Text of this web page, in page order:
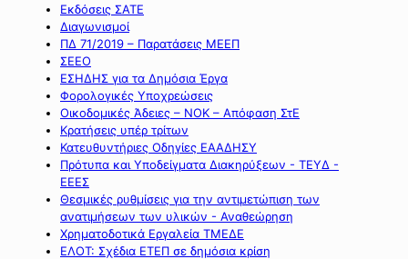
Εκδόσεις ΣΑΤΕ
Διαγωνισμοί
ΠΔ 71/2019 – Παρατάσεις ΜΕΕΠ
ΣΕΕΟ
ΕΣΗΔΗΣ για τα Δημόσια Έργα
Φορολογικές Υποχρεώσεις
Οικοδομικές Άδειες – ΝΟΚ – Απόφαση ΣτΕ
Κρατήσεις υπέρ τρίτων
Κατευθυντήριες Οδηγίες ΕΑΑΔΗΣΥ
Πρότυπα και Υποδείγματα Διακηρύξεων - ΤΕΥΔ -
ΕΕΕΣ
Θεσμικές ρυθμίσεις για την αντιμετώπιση των
ανατιμήσεων των υλικών - Αναθεώρηση
Χρηματοδοτικά Εργαλεία ΤΜΕΔΕ
ΕΛΟΤ: Σχέδια ΕΤΕΠ σε δημόσια κρίση